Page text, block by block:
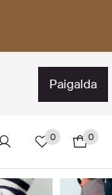
paigalda
0 0